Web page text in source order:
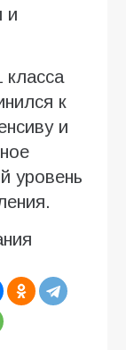
и
класса
к
и
уровень